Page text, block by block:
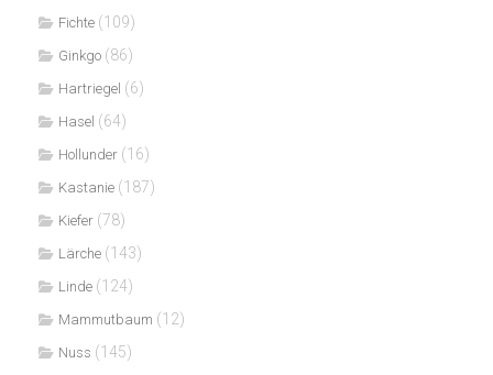
Fichte (109)
Ginkgo (86)
Hartriegel (6)
Hasel (64)
Hollunder (16)
Kastanie (187)
Kiefer (78)
Lärche (143)
Linde (124)
Mammutbaum (12)
Nuss (145)